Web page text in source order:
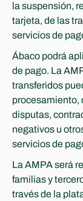
la suspensión,
tarjeta, de las
servicios de
Ábaco podrá
de pago. La
transferidos
procesamiento,
disputas,
negativos u
servicios de
La AMPA será
familias y
través de la